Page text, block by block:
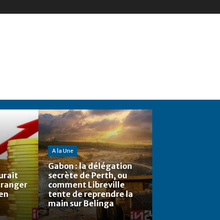
A la Une
Gabon : la délégation
secrète de Perth, ou
comment Libreville
tente de reprendre la
main sur Belinga